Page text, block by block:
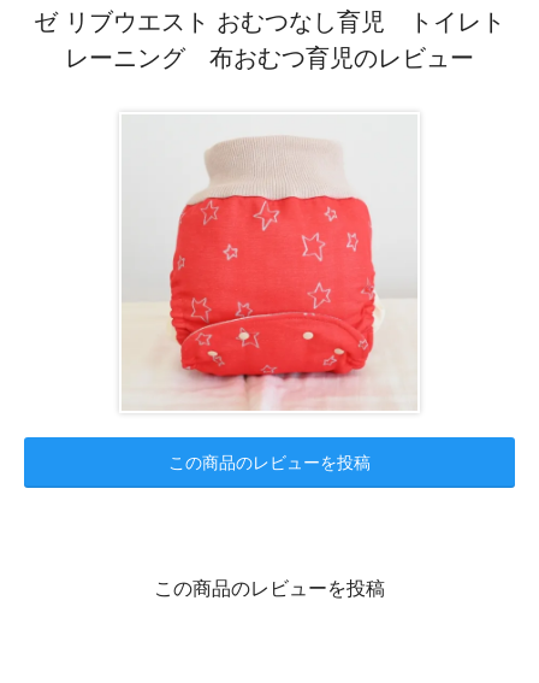
ゼ リブウエスト おむつなし育児 トイレト
レーニング 布おむつ育児のレビュー
この商品のレビューを投稿
この商品のレビューを投稿